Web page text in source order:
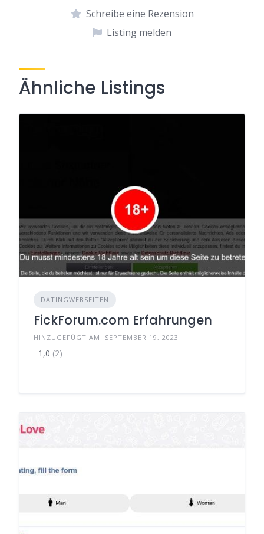
Schreibe eine Rezension
Listing melden
Ähnliche Listings
DATINGWEBSEITEN
FickForum.com Erfahrungen
HINZUGEFÜGT AM: SEPTEMBER 19, 2023
1,0 (2)